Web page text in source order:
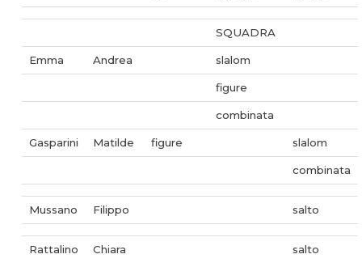
SQUADRA
Emma Andrea slalom
figure
combinata
Gasparini Matilde figure slalom
combinata
Mussano Filippo salto
Rattalino Chiara salto